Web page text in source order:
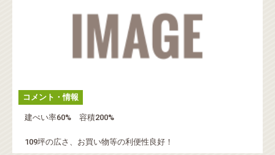
コメント・情報
建ぺい率60% 容積200%
109坪の広さ、お買い物等の利便性良好！